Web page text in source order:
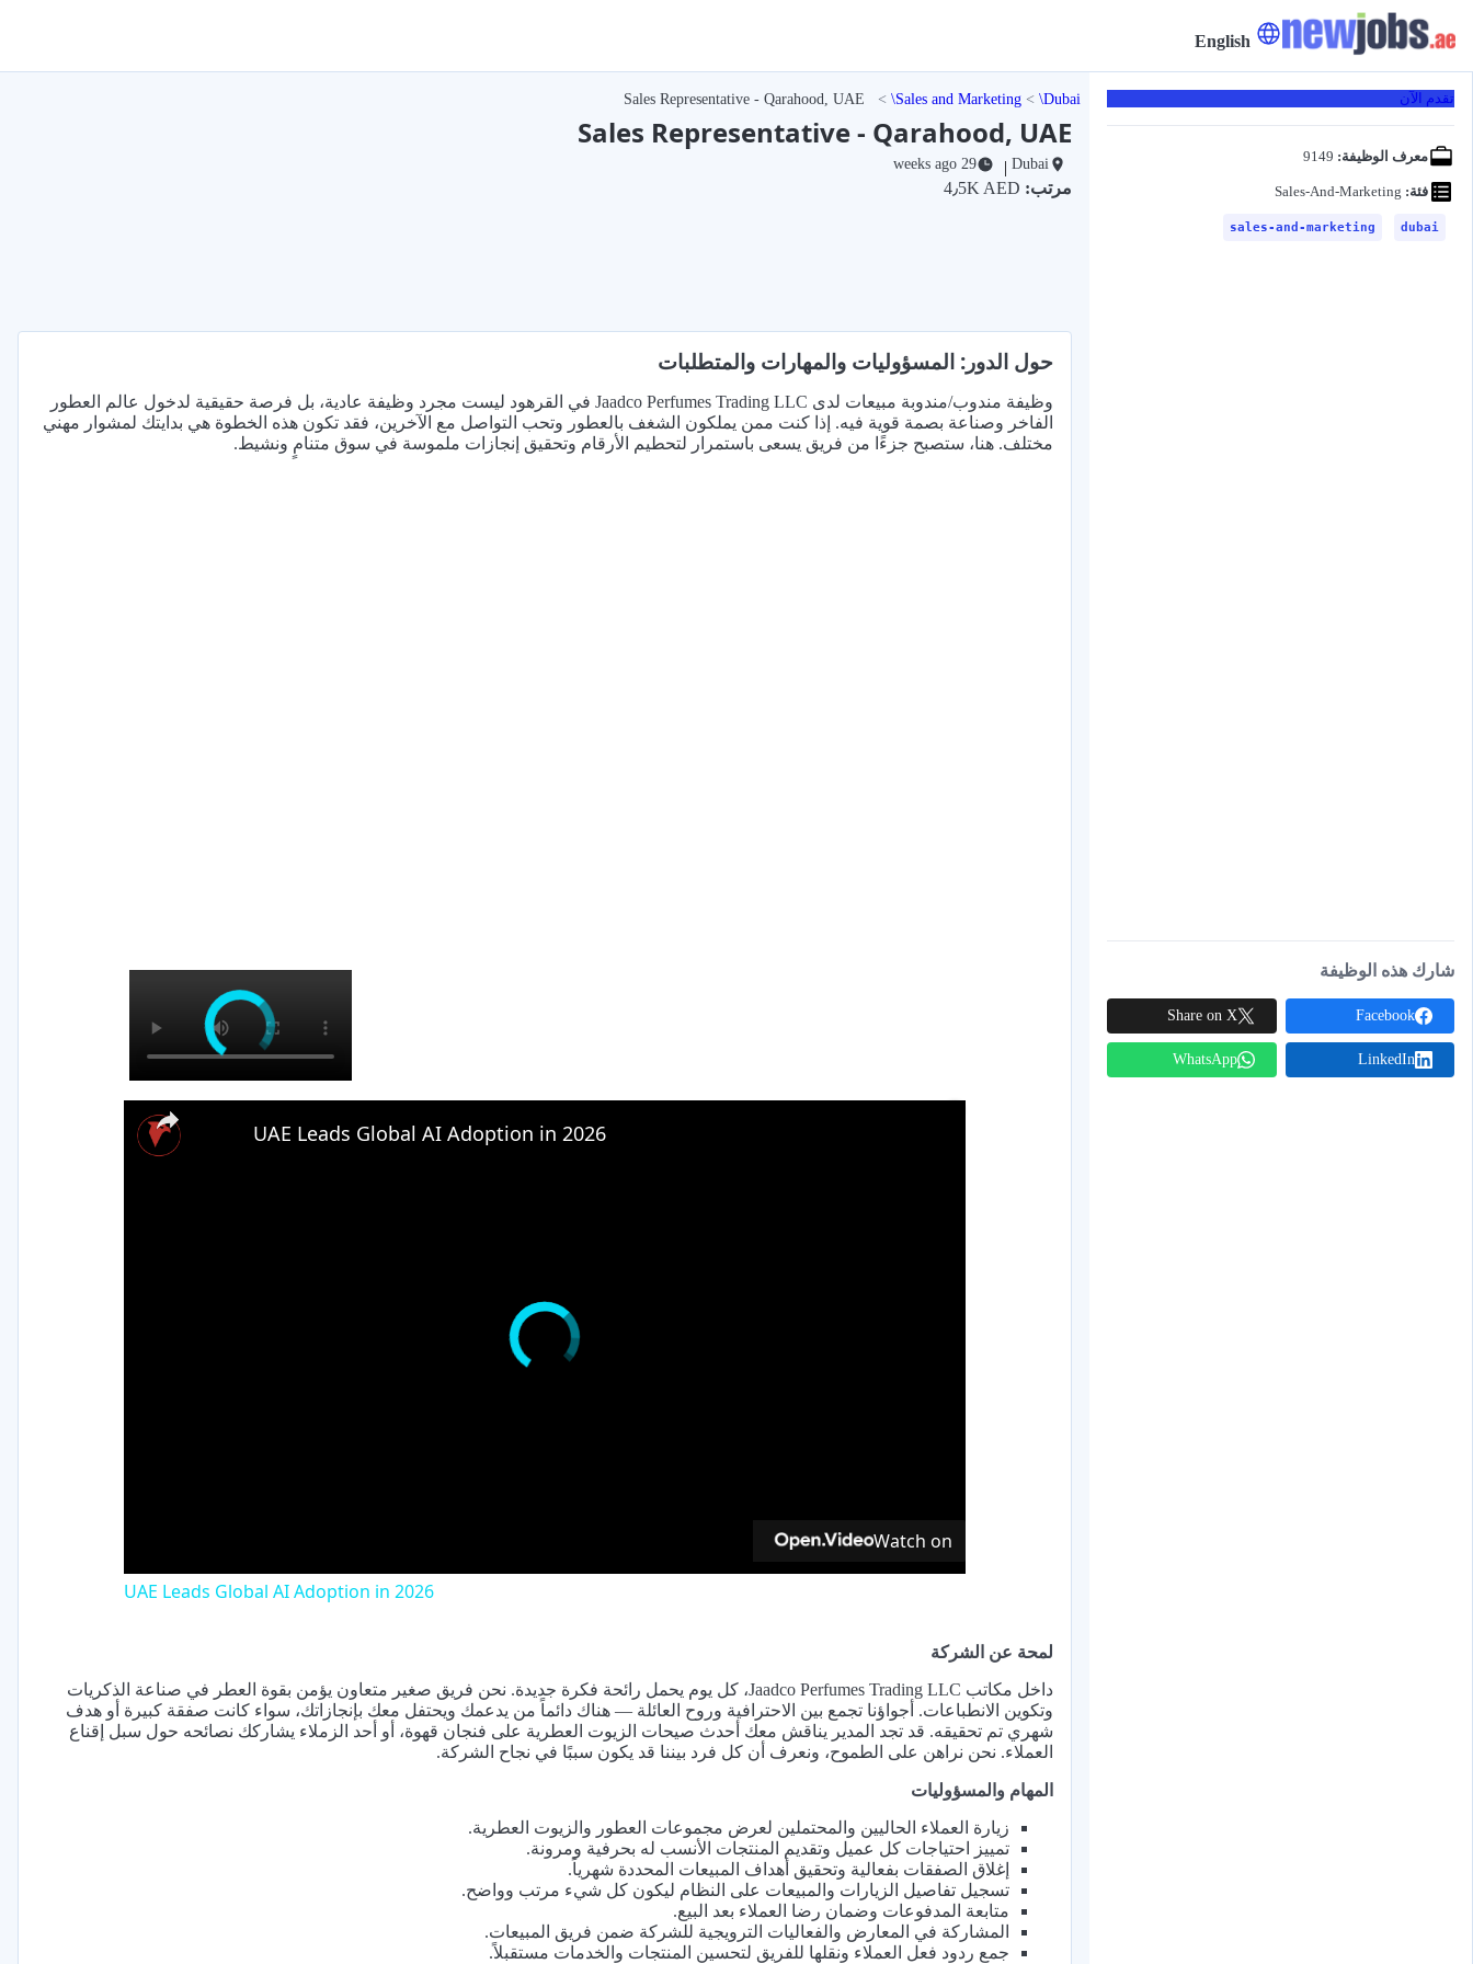
English
تقدم الآن
معرف الوظيفة:
فئة:
dubai
sales-and-marketing
شارك هذه الوظيفة
Facebook
Share on X
LinkedIn
WhatsApp
Dubai
Sales and Marketing
Sales Representative - Qarahood, UAE
Sales Representative - Qarahood, UAE
Dubai
|
29 weeks ago
مرتب:
حول الدور: المسؤوليات والمهارات والمتطلبات
وظيفة مندوب/مندوبة مبيعات لدى Jaadco Perfumes Trading LLC في القرهود ليست مجرد وظيفة عادية، بل فرصة حقيقية لدخول عالم العطور
الفاخر وصناعة بصمة قوية فيه. إذا كنت ممن يملكون الشغف بالعطور وتحب التواصل مع الآخرين، فقد تكون هذه الخطوة هي بدايتك لمشوار مهني
مختلف. هنا، ستصبح جزءًا من فريق يسعى باستمرار لتحطيم الأرقام وتحقيق إنجازات ملموسة في سوق متنامٍ ونشيط.
UAE Leads Global AI Adoption in 2026
Watch on
UAE Leads Global AI Adoption in 2026
لمحة عن الشركة
داخل مكاتب Jaadco Perfumes Trading LLC، كل يوم يحمل رائحة فكرة جديدة. نحن فريق صغير متعاون يؤمن بقوة العطر في صناعة الذكريات
وتكوين الانطباعات. أجواؤنا تجمع بين الاحترافية وروح العائلة — هناك دائماً من يدعمك ويحتفل معك بإنجازاتك، سواء كانت صفقة كبيرة أو هدف
شهري تم تحقيقه. قد تجد المدير يناقش معك أحدث صيحات الزيوت العطرية على فنجان قهوة، أو أحد الزملاء يشاركك نصائحه حول سبل إقناع
العملاء. نحن نراهن على الطموح، ونعرف أن كل فرد بيننا قد يكون سببًا في نجاح الشركة.
المهام والمسؤوليات
زيارة العملاء الحاليين والمحتملين لعرض مجموعات العطور والزيوت العطرية.
تمييز احتياجات كل عميل وتقديم المنتجات الأنسب له بحرفية ومرونة.
إغلاق الصفقات بفعالية وتحقيق أهداف المبيعات المحددة شهرياً.
تسجيل تفاصيل الزيارات والمبيعات على النظام ليكون كل شيء مرتب وواضح.
متابعة المدفوعات وضمان رضا العملاء بعد البيع.
المشاركة في المعارض والفعاليات الترويجية للشركة ضمن فريق المبيعات.
جمع ردود فعل العملاء ونقلها للفريق لتحسين المنتجات والخدمات مستقبلاً.